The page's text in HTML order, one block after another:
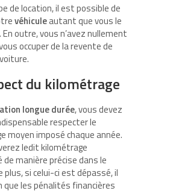
de location, il est possible de
véhiculeautant que vous le
outre, vous n’avez nullement
occuper de la revente de
du kilométrage
longue durée, vous devez
respecter le
moyen imposé chaque année.
ledit kilométrage
manière précise dans le
plus, si celui-ci est dépassé, il
les pénalités financières